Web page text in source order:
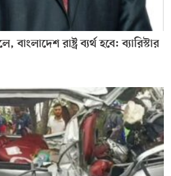
বাংলাদেশ রাষ্ট্র ব্যর্থ হবে: ব্যারিস্টার